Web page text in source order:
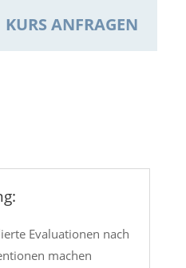
KURS ANFRAGEN
Evaluationen nach
machen